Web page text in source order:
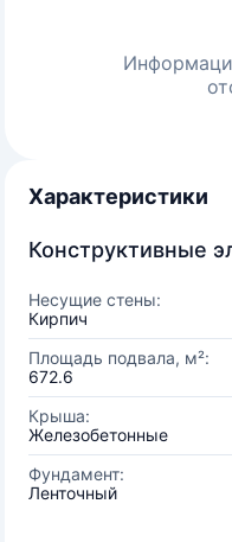
Характеристики
Конструктивные
Несущие стены:
Кирпич
Площадь подвала, м²:
672.6
Крыша:
Железобетонные
Фундамент:
Ленточный